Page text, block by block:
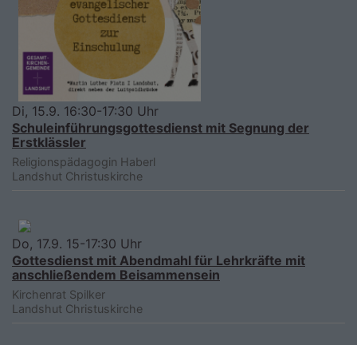
Di, 15.9. 16:30-17:30 Uhr
Schuleinführungsgottesdienst mit Segnung der
Erstklässler
Religionspädagogin Haberl
Landshut Christuskirche
Do, 17.9. 15-17:30 Uhr
Gottesdienst mit Abendmahl für Lehrkräfte mit
anschließendem Beisammensein
Kirchenrat Spilker
Landshut Christuskirche